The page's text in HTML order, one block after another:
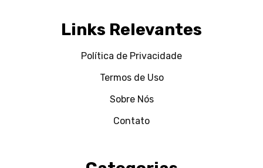
Links Relevantes
Política de Privacidade
Termos de Uso
Sobre Nós
Contato